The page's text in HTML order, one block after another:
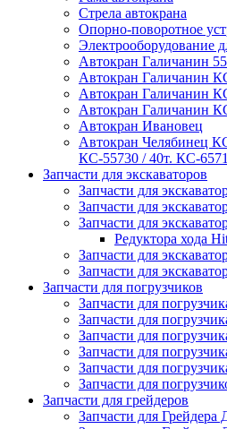
Стрела автокрана
Опорно-поворотное
Электрооборудование
Автокран Галичанин
Автокран Галичанин
Автокран Галичанин
Автокран Галичанин
Автокран Ивановец
Автокран Челябинец
КС-55730 / 40т. КС-
Запчасти для экскаваторов
Запчасти для
Запчасти для
Запчасти для
Редуктора хода
Запчасти для
Запчасти для
Запчасти для погрузчиков
Запчасти для
Запчасти для
Запчасти для
Запчасти для
Запчасти для
Запчасти для
Запчасти для грейдеров
Запчасти для Грейдера